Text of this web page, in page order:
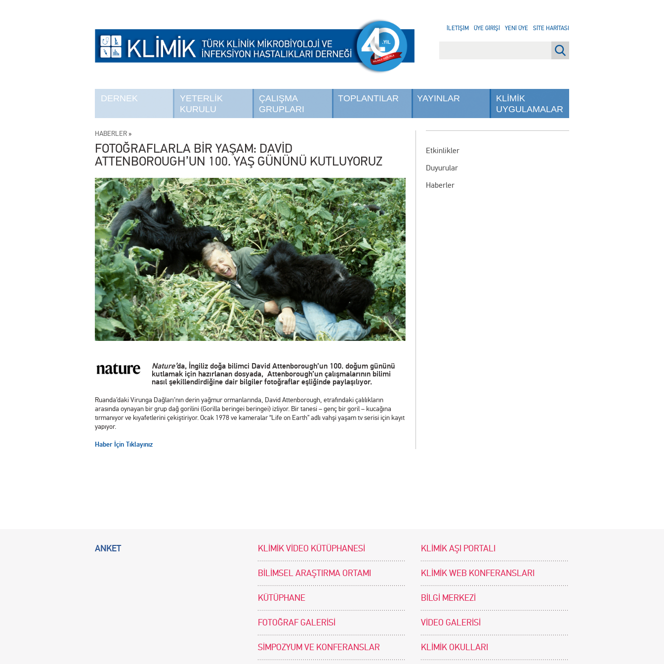
DERNEK
YETERLİK
KURULU
ÇALIŞMA
GRUPLARI
TOPLANTILAR YAYINLAR
KLİMİK
UYGULAMALAR
İLETİŞİM ÜYE GİRİŞİ YENİ ÜYE SİTE HARİTASI
Etkinlikler
Duyurular
Haberler
HABERLER »
FOTOĞRAFLARLA BİR YAŞAM: DAVİD
ATTENBOROUGH’UN 100. YAŞ GÜNÜNÜ KUTLUYORUZ
Nature’da, İngiliz doğa bilimci David Attenborough’un 100. doğum gününü
kutlamak için hazırlanan dosyada, Attenborough’un çalışmalarının bilimi
nasıl şekillendirdiğine dair bilgiler fotoğraflar eşliğinde paylaşılıyor.
Ruanda’daki Virunga Dağları’nın derin yağmur ormanlarında, David Attenborough, etrafındaki çalılıkların
arasında oynayan bir grup dağ gorilini (Gorilla beringei beringei) izliyor. Bir tanesi – genç bir goril – kucağına
tırmanıyor ve kıyafetlerini çekiştiriyor. Ocak 1978 ve kameralar “Life on Earth” adlı vahşi yaşam tv serisi için kayıt
yapıyor.
Haber İçin Tıklayınız
ANKET KLİMİK VİDEO KÜTÜPHANESİ KLİMİK AŞI PORTALI
BİLİMSEL ARAŞTIRMA ORTAMI KLİMİK WEB KONFERANSLARI
KÜTÜPHANE BİLGİ MERKEZİ
FOTOĞRAF GALERİSİ VİDEO GALERİSİ
SİMPOZYUM VE KONFERANSLAR KLİMİK OKULLARI